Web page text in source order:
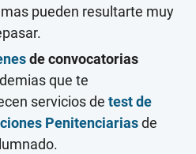
pueden resultarte muy
de convocatorias
que te
servicios de test de
Penitenciariasde